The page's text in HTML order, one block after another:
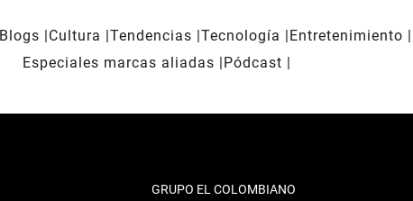
Blogs Cultura Tendencias Tecnología Entretenimiento
Especiales marcas aliadas
Pódcast
GRUPO EL COLOMBIANO